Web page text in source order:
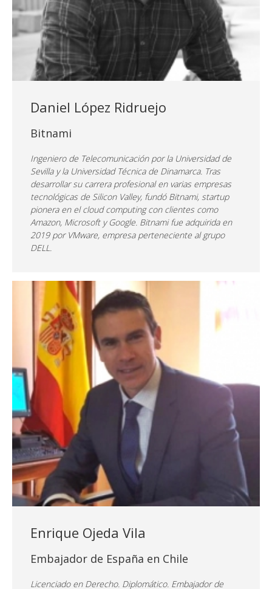
Daniel López Ridruejo
Bitnami
Ingeniero de Telecomunicación por la Universidad de
Sevilla y la Universidad Técnica de Dinamarca. Tras
desarrollar su carrera profesional en varias empresas
tecnológicas de Silicon Valley, fundó Bitnami, startup
pionera en el cloud computing con clientes como
Amazon, Microsoft y Google. Bitnami fue adquirida en
2019 por VMware, empresa perteneciente al grupo
DELL.
Enrique Ojeda Vila
Embajador de España en Chile
Licenciado en Derecho. Diplomático. Embajador de